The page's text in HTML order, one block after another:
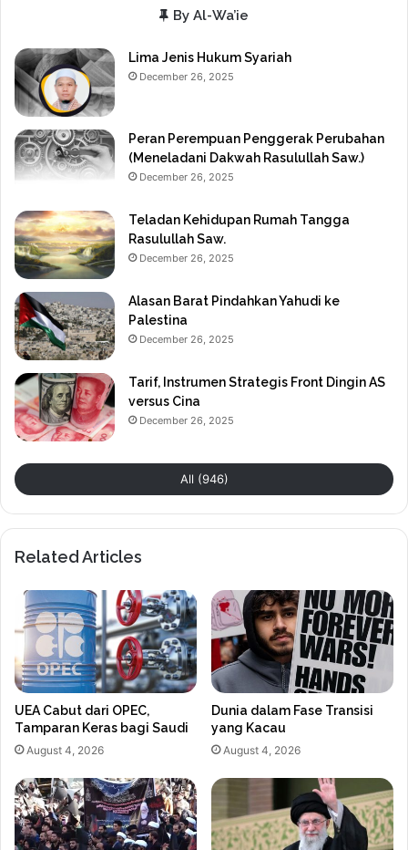
By Al-Wa’ie
Lima Jenis Hukum Syariah
December 26, 2025
Peran Perempuan Penggerak Perubahan
(Meneladani Dakwah Rasulullah Saw.)
December 26, 2025
Teladan Kehidupan Rumah Tangga
Rasulullah Saw.
December 26, 2025
Alasan Barat Pindahkan Yahudi ke
Palestina
December 26, 2025
Tarif, Instrumen Strategis Front Dingin AS
versus Cina
December 26, 2025
All (946)
Related Articles
UEA Cabut dari OPEC,
Tamparan Keras bagi Saudi
August 4, 2026
Dunia dalam Fase Transisi
yang Kacau
August 4, 2026